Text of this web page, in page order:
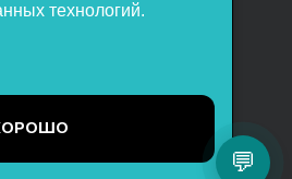
данных
cookie
технологий.
💬